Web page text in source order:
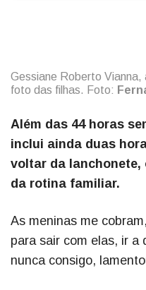
Gessiane Roberto
foto das filhas. Foto:
Além das 44 horas
inclui ainda duas
voltar da lanchonete,
da rotina familiar.
As meninas me
para sair com elas, ir a
nunca consigo,